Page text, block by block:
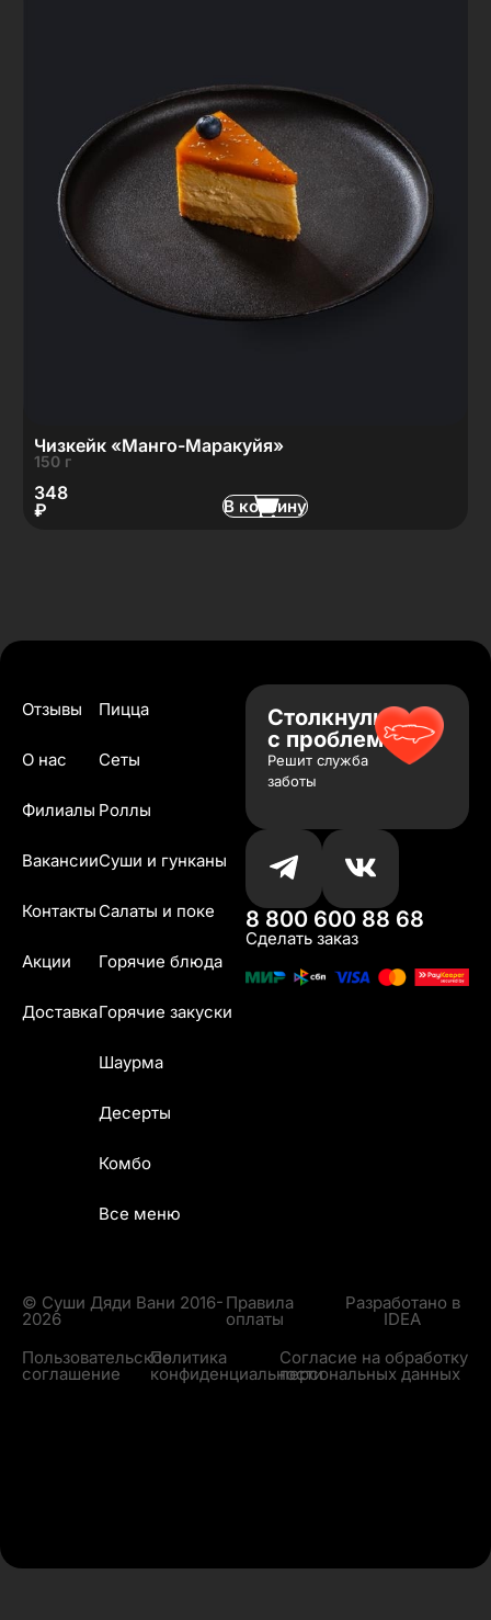
Чизкейк «Манго-Маракуйя»
150 г
348
₽
В корзину
Отзывы
О нас
Филиалы
Вакансии
Контакты
Акции
Доставка
Пицца
Сеты
Роллы
Суши и гунканы
Салаты и поке
Горячие блюда
Горячие закуски
Шаурма
Десерты
Комбо
Все меню
Столкнулись
с проблемой?
Решит служба
заботы
8 800 600 88 68
Сделать заказ
© Суши Дяди Вани 2016-
2026
Правила
оплаты
Разработано в
IDEA
Пользовательское
соглашение
Политика
конфиденциальности
Согласие на обработку
персональных данных